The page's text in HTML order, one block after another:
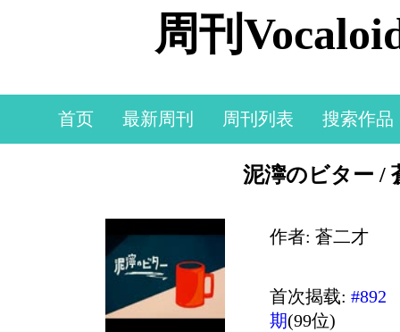
周刊
首页 最新周刊 周刊列表 搜索作品
泥濘のビター /
作者: 蒼二才
首次揭载: #892
期(99位)